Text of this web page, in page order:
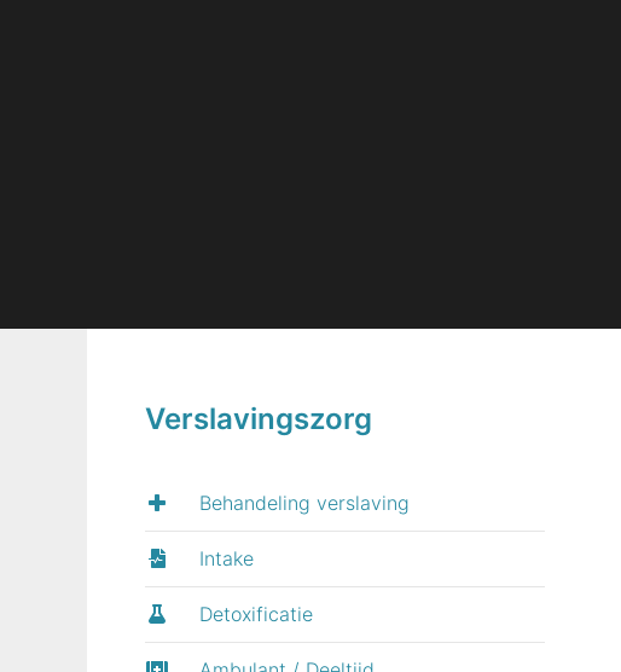
Verslavingszorg
Behandeling verslaving
Intake
Detoxificatie